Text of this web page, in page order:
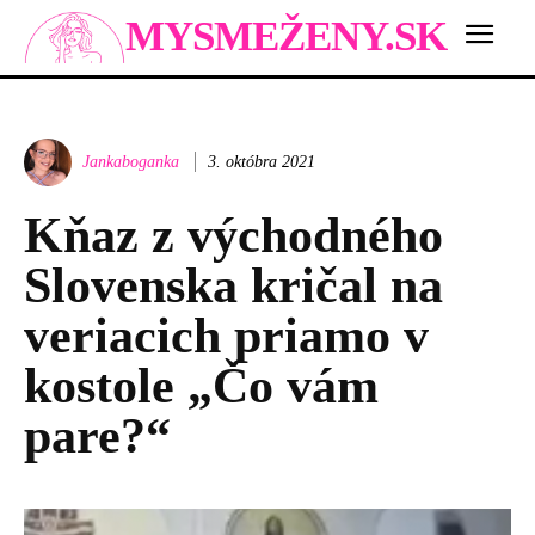
MYSMEŽENY.SK
Jankaboganka 3. októbra 2021
Kňaz z východného
Slovenska kričal na
veriacich priamo v
kostole „Čo vám
pare?“